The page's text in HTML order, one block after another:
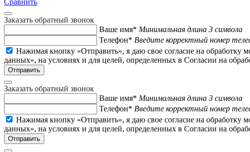
Заказать обратный звонок
Ваше имя* Минимальная длина 3 символа
Телефон* Введите корректный номер
Нажимая кнопку «Отправить», я даю свое согласие на
данных», на условиях и для целей, определенных в Согласии на
Заказать обратный звонок
Ваше имя* Минимальная длина 3 символа
Телефон* Введите корректный номер
Нажимая кнопку «Отправить», я даю свое согласие на
данных», на условиях и для целей, определенных в Согласии на